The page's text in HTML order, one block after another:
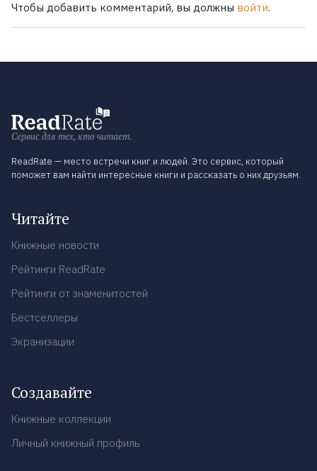
Чтобы добавить комментарий, вы должны войти.
Сервис для тех, кто читает.
ReadRate — место встречи книг и людей. Это сервис, который
поможет вам найти интересные книги и рассказать о них друзьям.
Читайте
Книжные новости
Рейтинги ReadRate
Рейтинги от знаменитостей
Бестселлеры
Экранизации
Создавайте
Книжные коллекции
Личный книжный профиль